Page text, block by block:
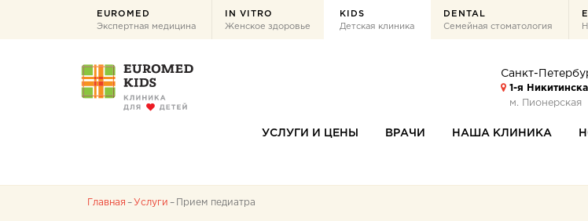
EUROMED
Экспертная медицина
IN VITRO
Женское здоровье
KIDS
Детская клиника
DENTAL
Семейная стоматология
Санкт-
1-я
м. Пионерская
УСЛУГИ И ЦЕНЫ ВРАЧИ НАША КЛИНИКА
Главная Услуги Прием педиатра